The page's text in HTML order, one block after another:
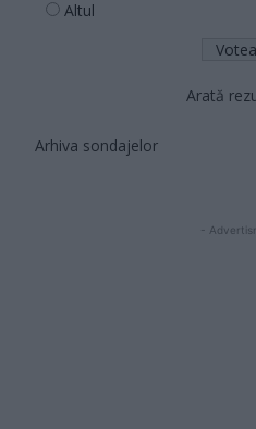
Altul
Arată
Arhiva sondajelor
-